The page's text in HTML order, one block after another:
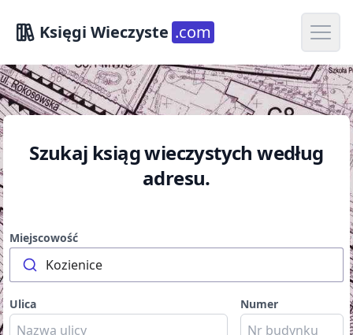
Księgi Wieczyste .com Open
Szukaj ksiąg wieczystych według
adresu.
Miejscowość
Kozienice
Ulica Numer